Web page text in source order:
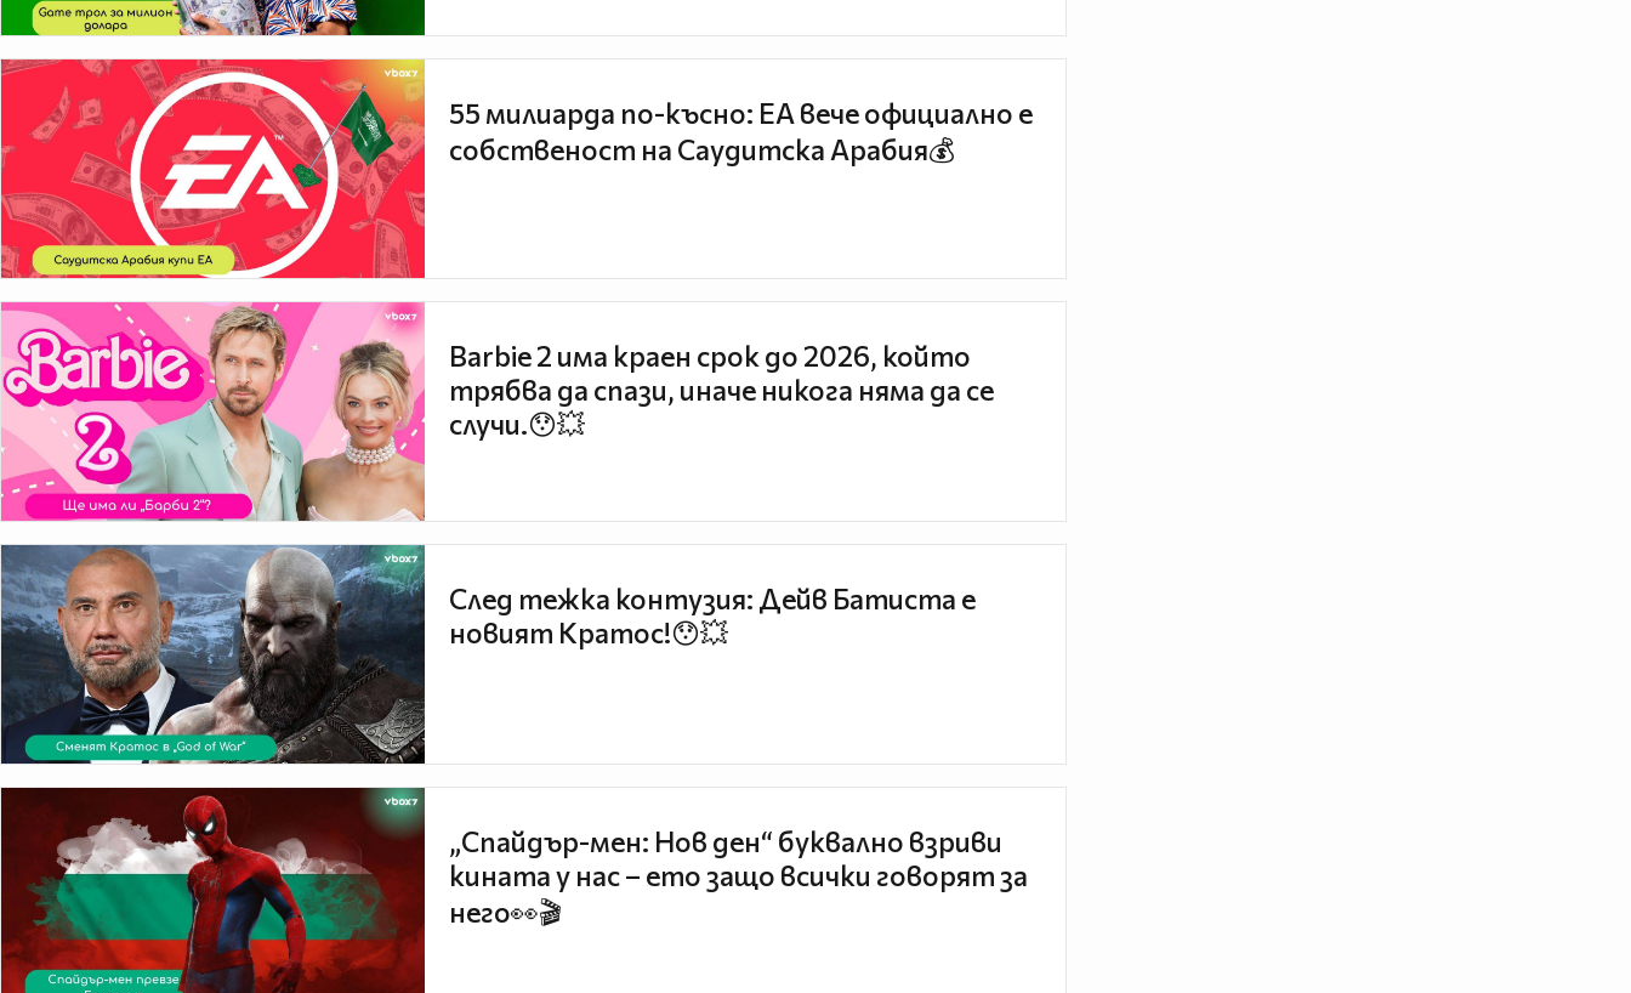
55 милиарда по-късно: EA вече официално е
собственост на Саудитска Арабия💰
Barbie 2 има краен срок до 2026, който
трябва да спази, иначе никога няма да се
случи.😯💥
След тежка контузия: Дейв Батиста е
новият Кратос!😯💥
„Спайдър-мен: Нов ден“ буквално взриви
кината у нас – ето защо всички говорят за
него👀🎬